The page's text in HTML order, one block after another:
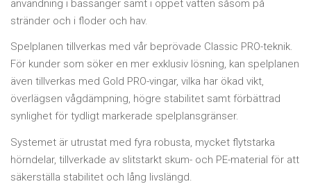
användning i bassänger samt i öppet vatten såsom på
stränder och i floder och hav.
Spelplanen tillverkas med vår beprövade Classic PRO-teknik.
För kunder som söker en mer exklusiv lösning, kan spelplanen
även tillverkas med Gold PRO-vingar, vilka har ökad vikt,
överlägsen vågdämpning, högre stabilitet samt förbättrad
synlighet för tydligt markerade spelplansgränser.
Systemet är utrustat med fyra robusta, mycket flytstarka
hörndelar, tillverkade av slitstarkt skum- och PE-material för att
säkerställa stabilitet och lång livslängd.